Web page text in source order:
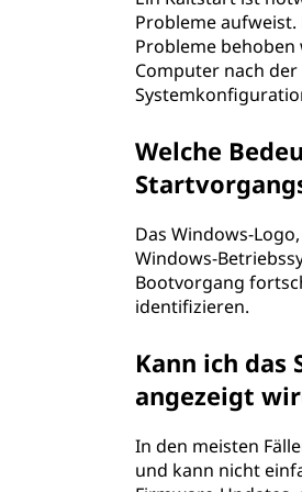
Probleme
Probleme
Computer nach
Welche
Das Windows-
Windows-
Bootvorgang
identifizieren.
Kann ich
angezeigt
In den meisten
und kann nicht